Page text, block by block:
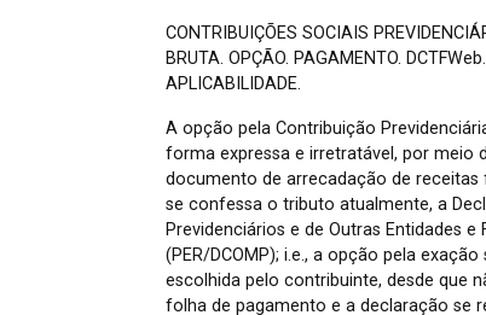
CONTRIBUIÇÕES SOCIAIS
BRUTA. OPÇÃO. PAGAMENTO.
APLICABILIDADE.
A opção pela Contribuição
forma expressa e irretratável, por meio
documento de arrecadação de receitas
se confessa o tributo atualmente, a
Previdenciários e de Outras Entidades
(PER/DCOMP); i.e., a opção pela
escolhida pelo contribuinte, desde que
folha de pagamento e a declaração se